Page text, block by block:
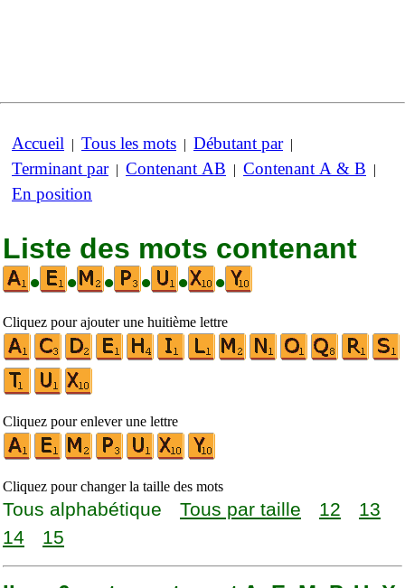
Accueil | Tous les mots | Débutant par|
Terminant par| Contenant AB | Contenant A & B |
En position
Liste des mots contenant
•
• • • • •
Cliquez pour ajouter une huitième lettre
Cliquez pour enlever une lettre
Cliquez pour changer la taille des mots
Tous alphabétique Tous par taille 12
13
14
15